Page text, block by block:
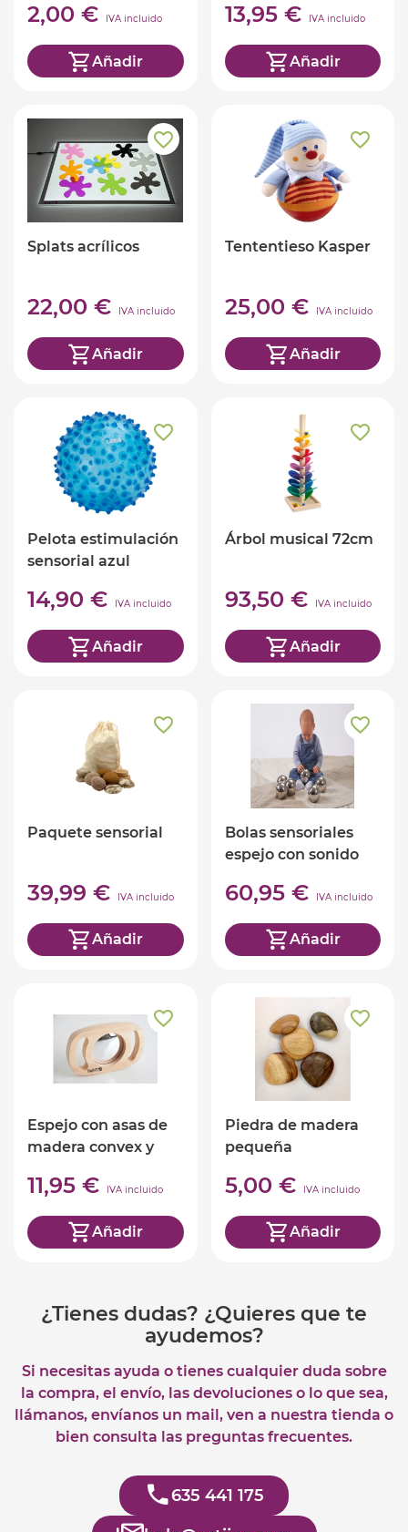
2,00 € IVA incluido
Añadir
13,95 € IVA incluido
Añadir
Splats acrílicos
22,00 € IVA incluido
Añadir
Tententieso Kasper
25,00 € IVA incluido
Añadir
Pelota estimulación
sensorial azul
14,90 € IVA incluido
Añadir
Árbol musical 72cm
93,50 € IVA incluido
Añadir
Paquete sensorial
39,99 € IVA incluido
Añadir
Bolas sensoriales
espejo con sonido
60,95 € IVA incluido
Añadir
Espejo con asas de
madera convex y
11,95 € IVA incluido
Añadir
Piedra de madera
pequeña
5,00 € IVA incluido
Añadir
¿Tienes dudas? ¿Quieres que te
ayudemos?
Si necesitas ayuda o tienes cualquier duda sobre
la compra, el envío, las devoluciones o lo que sea,
llámanos, envíanos un mail, ven a nuestra tienda o
bien consulta las preguntas frecuentes.
635 441 175